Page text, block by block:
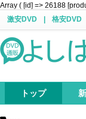
Array ( [id] => 26188
激安DVD
格安DVD
トップ